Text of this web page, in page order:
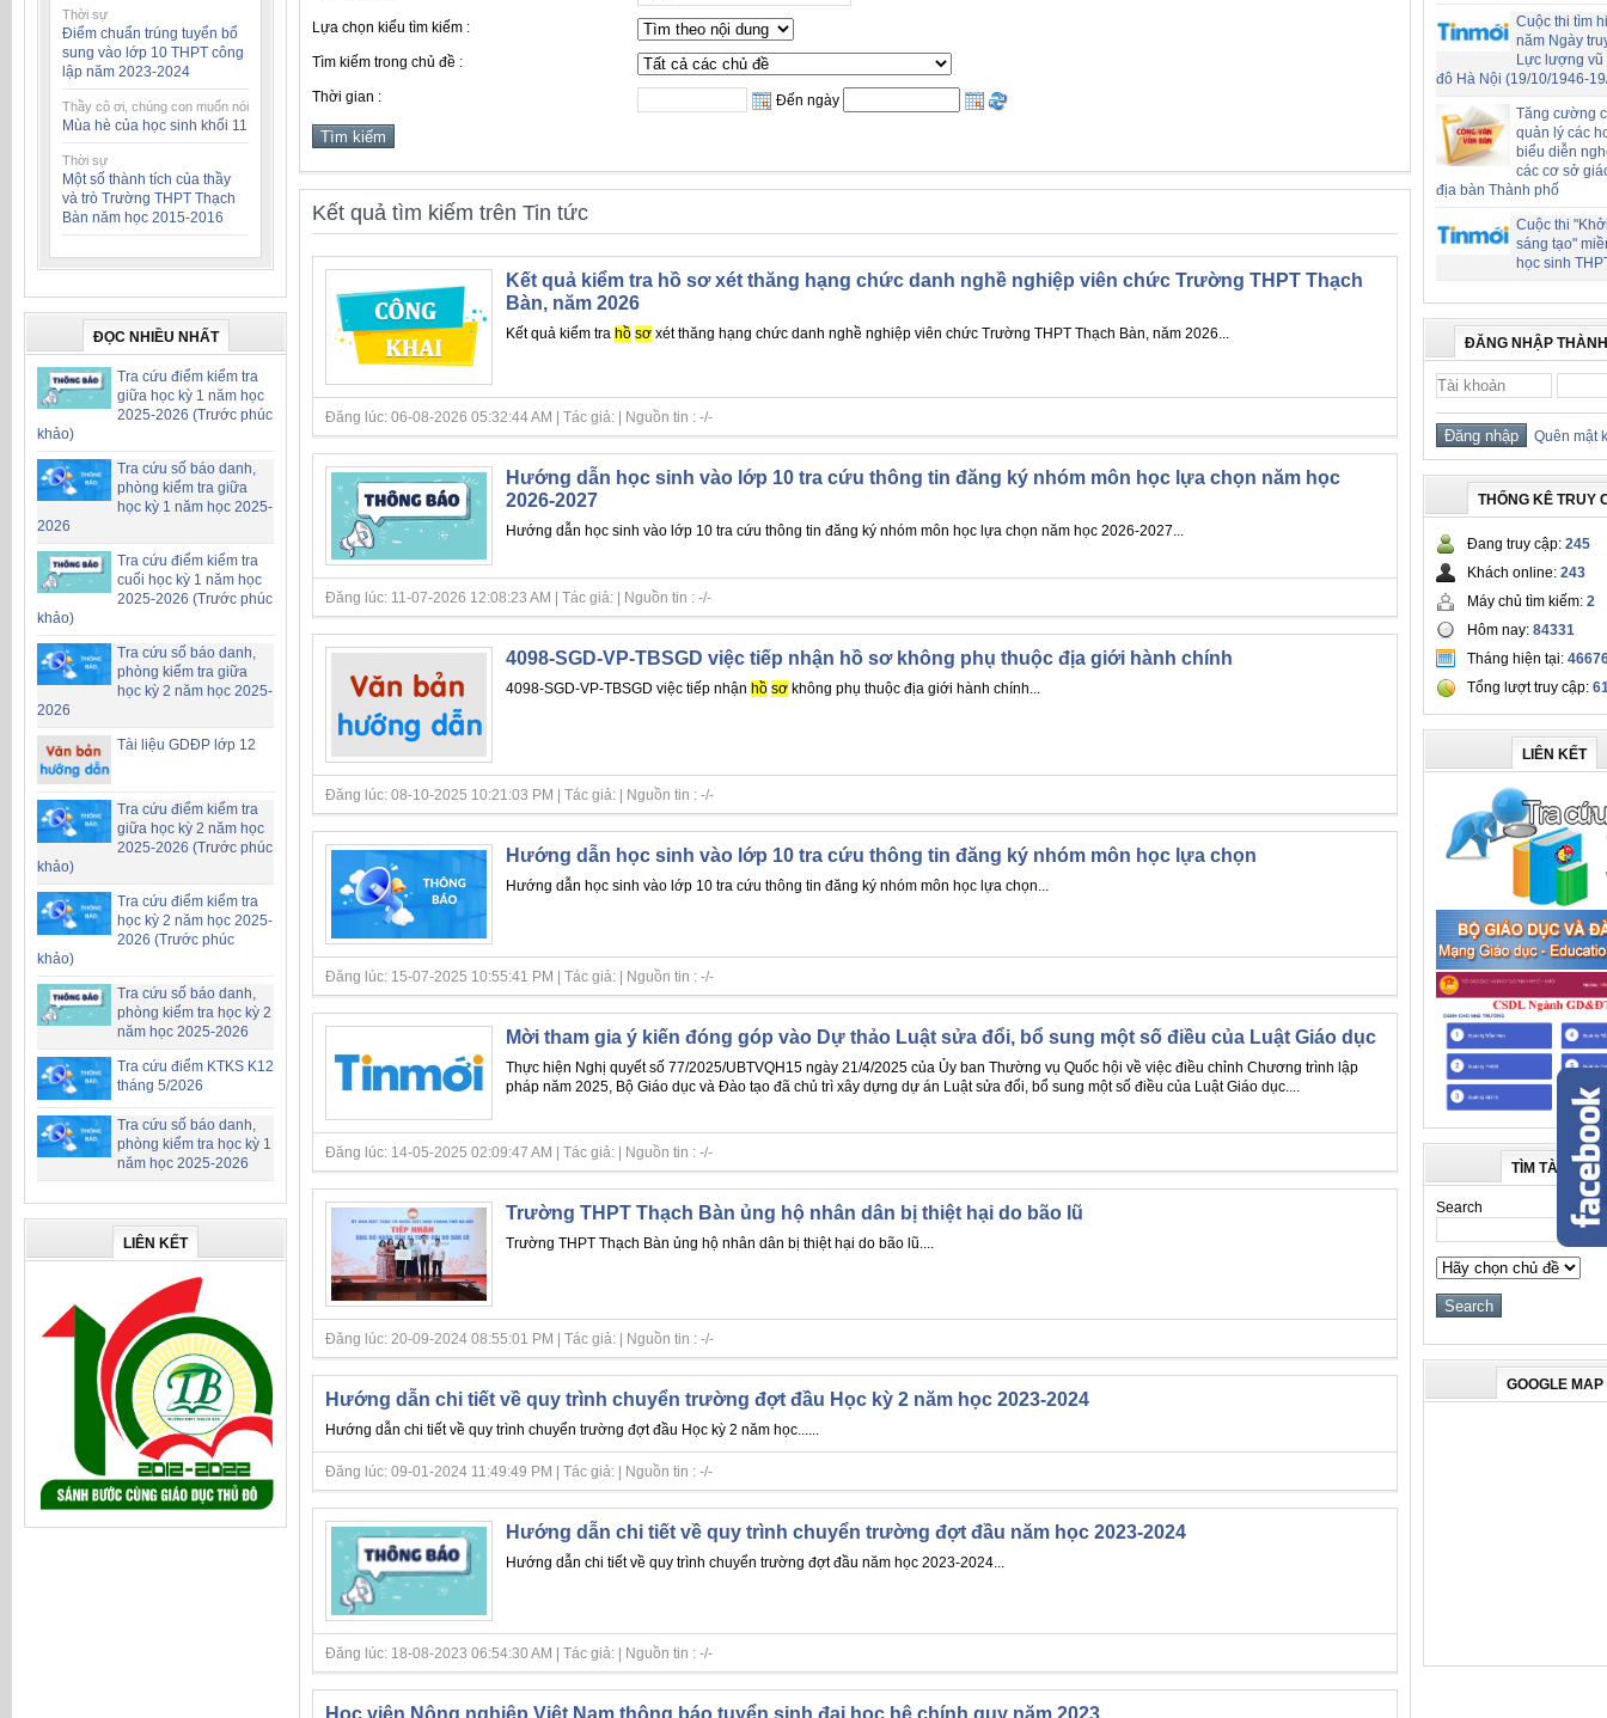
Thời sự
Điểm chuẩn trúng tuyển bổ
sung vào lớp 10 THPT công
lập năm 2023-2024
Thầy cô ơi, chúng con muốn nói
Mùa hè của học sinh khối 11
Thời sự
Một số thành tích của thầy
và trò Trường THPT Thạch
Bàn năm học 2015-2016
ĐỌC NHIỀU NHẤT
Tra cứu điểm kiểm tra
giữa học kỳ 1 năm học
2025-2026 (Trước phúc
khảo)
Tra cứu số báo danh,
phòng kiểm tra giữa
học kỳ 1 năm học 2025-
2026
Tra cứu điểm kiểm tra
cuối học kỳ 1 năm học
2025-2026 (Trước phúc
khảo)
Tra cứu số báo danh,
phòng kiểm tra giữa
học kỳ 2 năm học 2025-
2026
Tài liệu GDĐP lớp 12
Tra cứu điểm kiểm tra
giữa học kỳ 2 năm học
2025-2026 (Trước phúc
khảo)
Tra cứu điểm kiểm tra
học kỳ 2 năm học 2025-
2026 (Trước phúc
khảo)
Tra cứu số báo danh,
phòng kiểm tra học kỳ 2
năm học 2025-2026
Tra cứu điểm KTKS K12
tháng 5/2026
Tra cứu số báo danh,
phòng kiểm tra học kỳ 1
năm học 2025-2026
LIÊN KẾT
Lựa chọn kiểu tìm kiếm :
Tìm kiếm trong chủ đề :
Thời gian : Đến ngày
Kết quả tìm kiếm trên Tin tức
Kết quả kiểm tra hồ sơ xét thăng hạng chức danh nghề nghiệp viên chức Trường THPT Thạch
Bàn, năm 2026
Kết quả kiểm tra hồ sơxét thăng hạng chức danh nghề nghiệp viên chức Trường THPT Thạch Bàn, năm 2026...
Đăng lúc: 06-08-2026 05:32:44 AM | Tác giả: | Nguồn tin : -/-
Hướng dẫn học sinh vào lớp 10 tra cứu thông tin đăng ký nhóm môn học lựa chọn năm học
2026-2027
Hướng dẫn học sinh vào lớp 10 tra cứu thông tin đăng ký nhóm môn học lựa chọn năm học 2026-2027...
Đăng lúc: 11-07-2026 12:08:23 AM | Tác giả: | Nguồn tin : -/-
4098-SGD-VP-TBSGD việc tiếp nhận hồ sơ không phụ thuộc địa giới hành chính
4098-SGD-VP-TBSGD việc tiếp nhận hồ sơkhông phụ thuộc địa giới hành chính...
Đăng lúc: 08-10-2025 10:21:03 PM | Tác giả: | Nguồn tin : -/-
Hướng dẫn học sinh vào lớp 10 tra cứu thông tin đăng ký nhóm môn học lựa chọn
Hướng dẫn học sinh vào lớp 10 tra cứu thông tin đăng ký nhóm môn học lựa chọn...
Đăng lúc: 15-07-2025 10:55:41 PM | Tác giả: | Nguồn tin : -/-
Mời tham gia ý kiến đóng góp vào Dự thảo Luật sửa đổi, bổ sung một số điều của Luật Giáo dục
Thực hiện Nghị quyết số 77/2025/UBTVQH15 ngày 21/4/2025 của Ủy ban Thường vụ Quốc hội về việc điều chỉnh Chương trình lập
pháp năm 2025, Bộ Giáo dục và Đào tạo đã chủ trì xây dựng dự án Luật sửa đổi, bổ sung một số điều của Luật Giáo dục....
Đăng lúc: 14-05-2025 02:09:47 AM | Tác giả: | Nguồn tin : -/-
Trường THPT Thạch Bàn ủng hộ nhân dân bị thiệt hại do bão lũ
Trường THPT Thạch Bàn ủng hộ nhân dân bị thiệt hại do bão lũ....
Đăng lúc: 20-09-2024 08:55:01 PM | Tác giả: | Nguồn tin : -/-
Hướng dẫn chi tiết về quy trình chuyển trường đợt đầu Học kỳ 2 năm học 2023-2024
Hướng dẫn chi tiết về quy trình chuyển trường đợt đầu Học kỳ 2 năm học......
Đăng lúc: 09-01-2024 11:49:49 PM | Tác giả: | Nguồn tin : -/-
Hướng dẫn chi tiết về quy trình chuyển trường đợt đầu năm học 2023-2024
Hướng dẫn chi tiết về quy trình chuyển trường đợt đầu năm học 2023-2024...
Đăng lúc: 18-08-2023 06:54:30 AM | Tác giả: | Nguồn tin : -/-
Học viện Nông nghiệp Việt Nam thông báo tuyển sinh đại học hệ chính quy năm 2023
Cuộc thi tìm
năm Ngày
Lực lượng vũ
đô Hà Nội (19/10/1946-
Tăng cường
quản lý các
biểu diễn
các cơ sở
địa bàn Thành phố
Cuộc thi
sáng tạo"
học sinh
ĐĂNG NHẬP
Quên mật
THỐNG KÊ TRUY
Đang truy cập: 245
Khách online: 243
Máy chủ tìm kiếm: 2
Hôm nay: 84331
Tháng hiện tại:
Tổng lượt truy cập:
LIÊN KẾT
TÌM TÀI LIỆU
Search
GOOGLE MAP